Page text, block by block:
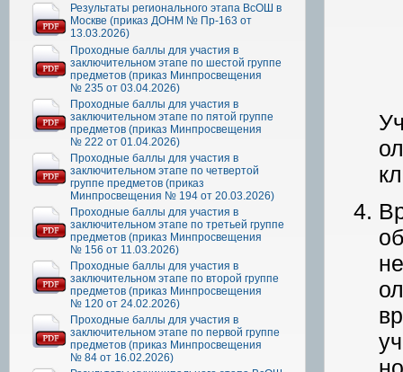
Результаты регионального этапа ВсОШ в
Москве (приказ ДОНМ № Пр-163 от
13.03.2026)
Проходные баллы для участия в
заключительном этапе по шестой группе
предметов (приказ Минпросвещения
№ 235 от 03.04.2026)
Проходные баллы для участия в
заключительном этапе по пятой группе
предметов (приказ Минпросвещения
№ 222 от 01.04.2026)
Проходные баллы для участия в
заключительном этапе по четвертой
группе предметов (приказ
Минпросвещения № 194 от 20.03.2026)
Проходные баллы для участия в
заключительном этапе по третьей группе
предметов (приказ Минпросвещения
№ 156 от 11.03.2026)
Проходные баллы для участия в
заключительном этапе по второй группе
предметов (приказ Минпросвещения
№ 120 от 24.02.2026)
Проходные баллы для участия в
заключительном этапе по первой группе
предметов (приказ Минпросвещения
№ 84 от 16.02.2026)